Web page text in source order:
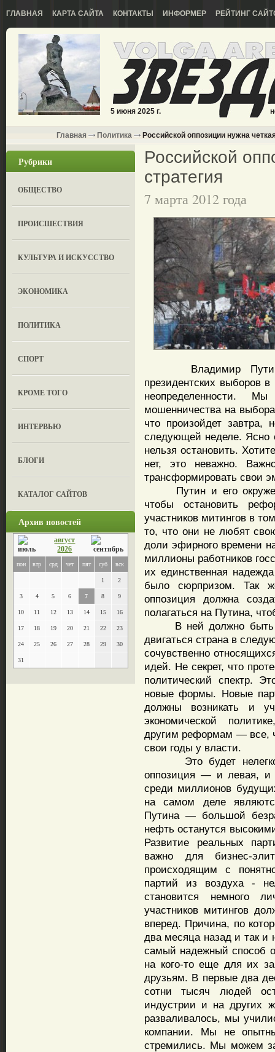
ГЛАВНАЯ КАРТА САЙТА КОНТАКТЫ ИНФОРМЕР РЕЙТИНГ
5 июня 2025 г.
Главная Политика Российской оппозиции нужна
Рубрики
ОБЩЕСТВО
ПРОИСШЕСТВИЯ
КУЛЬТУРА И ИСКУССТВО
ЭКОНОМИКА
ПОЛИТИКА
СПОРТ
КРОМЕ ТОГО
ИНТЕРВЬЮ
БЛОГИ
КАТАЛОГ САЙТОВ
Архив новостей
август
2026
пон втр срд чет пят суб вск
1 2
3 4 5 6 7 8 9
10 11 12 13 14 15 16
17 18 19 20 21 22 23
24 25 26 27 28 29 30
31
Российской
стратегия
7 марта 2012 года
Владимир Путин
президентских выборов
неопределенности.
мошенничества на
что произойдет
следующей неделе.
нельзя остановить.
нет, это неважно.
трансформировать свои
Путин и его
чтобы остановить
участников митингов в
то, что они не любят
доли эфирного времени
миллионы работников
их единственная
было сюрпризом. Так
оппозиция должна
полагаться на Путина,
В ней должно быть
двигаться страна в
сочувственно
идей. Не секрет, что
политический спектр.
новые формы. Новые
должны возникать и
экономической
другим реформам — все,
свои годы у власти.
Это будет нелегко,
оппозиция — и левая, и
среди миллионов
на самом деле
Путина — большой
нефть останутся
Развитие реальных
важно для бизнес-
происходящим с
партий из воздуха -
становится немного
участников митингов
вперед. Причина, по
два месяца назад и так и
самый надежный способ
на кого-то еще для их
друзьям. В первые два
сотни тысяч людей
индустрии и на других
разваливалось, мы
компании. Мы не
стремились. Мы можем